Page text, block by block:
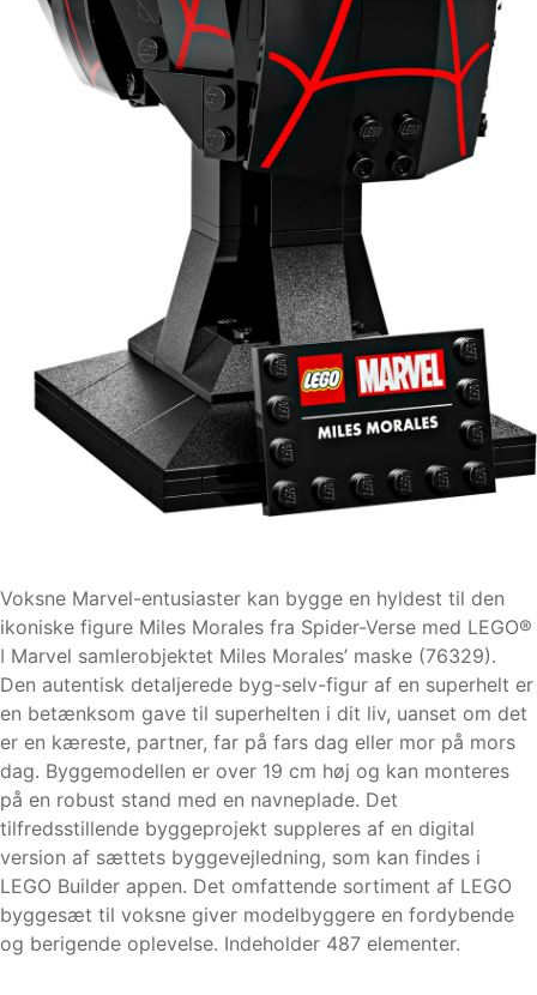
Voksne Marvel-entusiaster kan bygge en hyldest til den
ikoniske figure Miles Morales fra Spider-Verse med LEGO®
ǀ Marvel samlerobjektet Miles Morales’ maske (76329).
Den autentisk detaljerede byg-selv-figur af en superhelt er
en betænksom gave til superhelten i dit liv, uanset om det
er en kæreste, partner, far på fars dag eller mor på mors
dag. Byggemodellen er over 19 cm høj og kan monteres
på en robust stand med en navneplade. Det
tilfredsstillende byggeprojekt suppleres af en digital
version af sættets byggevejledning, som kan findes i
LEGO Builder appen. Det omfattende sortiment af LEGO
byggesæt til voksne giver modelbyggere en fordybende
og berigende oplevelse. Indeholder 487 elementer.